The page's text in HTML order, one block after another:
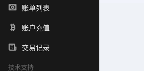
账单列表
账户充值
交易记录
技术支持